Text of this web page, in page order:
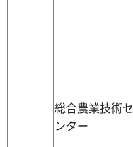
総合農業技術セ
ンター